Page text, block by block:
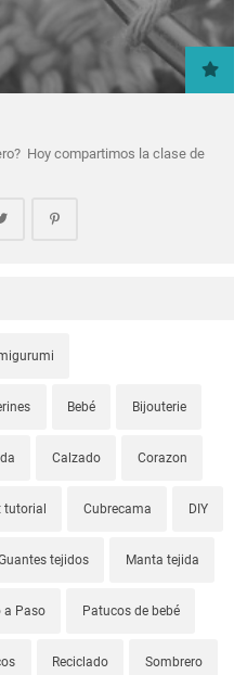
Hoy compartimos la clase de
Bebé Bijouterie
Calzado Corazon
tutorial Cubrecama DIY
tejidos Manta tejida
a Paso Patucos de bebé
Reciclado Sombrero